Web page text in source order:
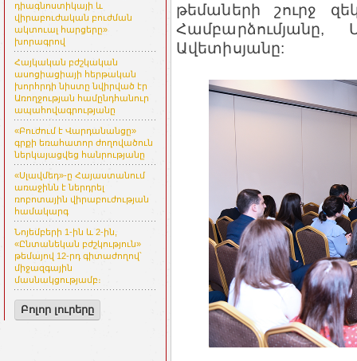
դիագնոստիկայի և
վիրաբուժական բուժման
ակտուալ հարցերը»
խորագրով
Հայկական բժշկական
ասոցիացիայի հերթական
խորհրդի նիստը նվիրված էր
Առողջության համընդհանուր
ապահովագրությանը
«Բուժում է Վարդանանցը»
գրքի եռահատոր ժողովածուն
ներկայացվեց հանրությանը
«Սլավմեդ»-ը Հայաստանում
առաջինն է ներդրել
ռոբոտային վիրաբուժության
համակարգ
Նոյեմբերի 1-ին և 2-ին,
«Ընտանեկան բժշկություն»
թեմայով 12-րդ գիտաժողով՝
միջազգային
մասնակցությամբ։
Բոլոր լուրերը
թեմաների շուրջ
Ավետիսյանը: